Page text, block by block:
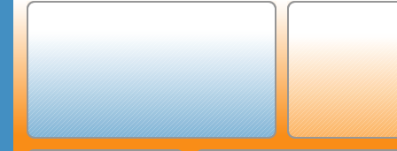
Bitte laden Sie eigene copyrightfreie Unterrichtsmaterialien hoch.